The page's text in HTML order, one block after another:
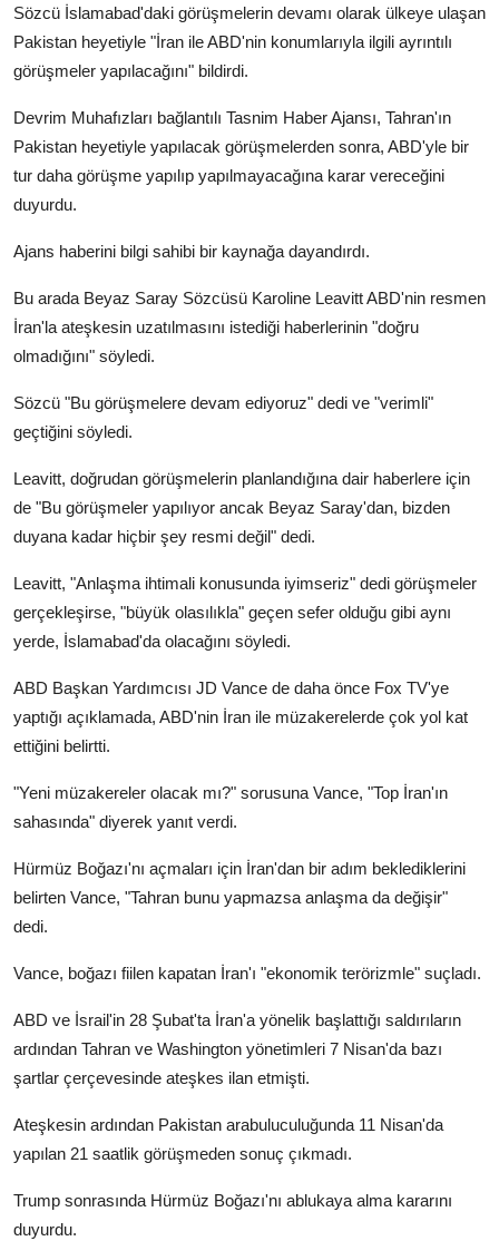
Sözcü İslamabad'daki görüşmelerin devamı olarak ülkeye ulaşan
Pakistan heyetiyle "İran ile ABD'nin konumlarıyla ilgili ayrıntılı
görüşmeler yapılacağını" bildirdi.
Devrim Muhafızları bağlantılı Tasnim Haber Ajansı, Tahran'ın
Pakistan heyetiyle yapılacak görüşmelerden sonra, ABD'yle bir
tur daha görüşme yapılıp yapılmayacağına karar vereceğini
duyurdu.
Ajans haberini bilgi sahibi bir kaynağa dayandırdı.
Bu arada Beyaz Saray Sözcüsü Karoline Leavitt ABD'nin resmen
İran'la ateşkesin uzatılmasını istediği haberlerinin "doğru
olmadığını" söyledi.
Sözcü "Bu görüşmelere devam ediyoruz" dedi ve "verimli"
geçtiğini söyledi.
Leavitt, doğrudan görüşmelerin planlandığına dair haberlere için
de "Bu görüşmeler yapılıyor ancak Beyaz Saray'dan, bizden
duyana kadar hiçbir şey resmi değil" dedi.
Leavitt, "Anlaşma ihtimali konusunda iyimseriz" dedi görüşmeler
gerçekleşirse, "büyük olasılıkla" geçen sefer olduğu gibi aynı
yerde, İslamabad'da olacağını söyledi.
ABD Başkan Yardımcısı JD Vance de daha önce Fox TV'ye
yaptığı açıklamada, ABD'nin İran ile müzakerelerde çok yol kat
ettiğini belirtti.
"Yeni müzakereler olacak mı?" sorusuna Vance, "Top İran'ın
sahasında" diyerek yanıt verdi.
Hürmüz Boğazı'nı açmaları için İran'dan bir adım beklediklerini
belirten Vance, "Tahran bunu yapmazsa anlaşma da değişir"
dedi.
Vance, boğazı fiilen kapatan İran'ı "ekonomik terörizmle" suçladı.
ABD ve İsrail'in 28 Şubat'ta İran'a yönelik başlattığı saldırıların
ardından Tahran ve Washington yönetimleri 7 Nisan'da bazı
şartlar çerçevesinde ateşkes ilan etmişti.
Ateşkesin ardından Pakistan arabuluculuğunda 11 Nisan'da
yapılan 21 saatlik görüşmeden sonuç çıkmadı.
Trump sonrasında Hürmüz Boğazı'nı ablukaya alma kararını
duyurdu.